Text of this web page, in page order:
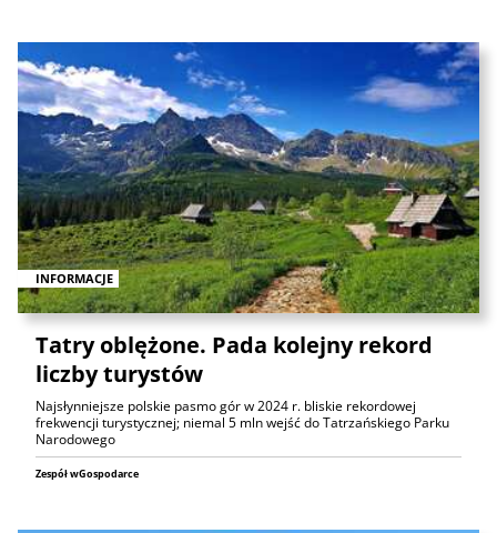
INFORMACJE
Tatry oblężone. Pada kolejny rekord
liczby turystów
Najsłynniejsze polskie pasmo gór w 2024 r. bliskie rekordowej
frekwencji turystycznej; niemal 5 mln wejść do Tatrzańskiego Parku
Narodowego
Zespół wGospodarce